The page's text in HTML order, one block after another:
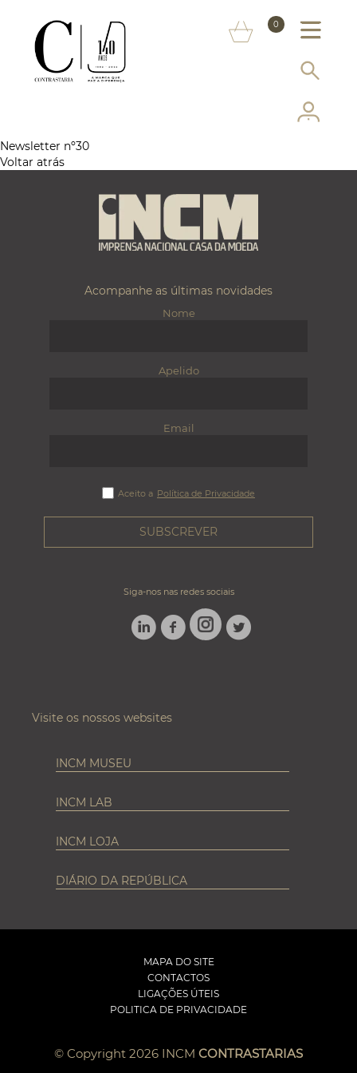
0
INFORMAÇÃO AO CONSUMIDOR
SERVIÇOS
MAIS CONTRASTARIA
LOJA ONLINE
Newsletter nº30
Voltar atrás
Acompanhe as últimas novidades
Nome
Apelido
Email
Aceito a Política de Privacidade
Siga-nos nas redes sociais
LINKEDINFACEBOOK
INSTAGRAM
TWITTER
Visite os nossos websites
INCM MUSEU
INCM LAB
INCM LOJA
DIÁRIO DA REPÚBLICA
MAPA DO SITE
CONTACTOS
LIGAÇÕES ÚTEIS
POLITICA DE PRIVACIDADE
© Copyright 2026 INCM CONTRASTARIAS